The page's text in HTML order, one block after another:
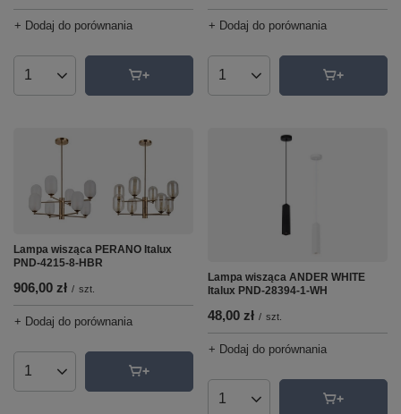
+ Dodaj do porównania
Ilość produktów
+ Dodaj do porównania
Ilość produktów
Lampa wisząca PERANO Italux
PND-4215-8-HBR
906,00 zł / szt.
+ Dodaj do porównania
Ilość produktów
Lampa wisząca ANDER WHITE
Italux PND-28394-1-WH
48,00 zł / szt.
+ Dodaj do porównania
Ilość produktów